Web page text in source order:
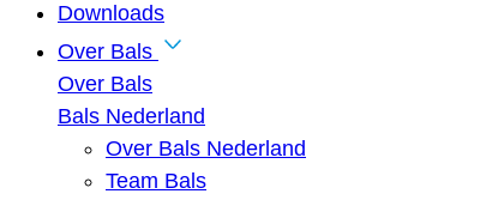
Downloads
Over Bals
Over Bals
Bals Nederland
Over Bals Nederland
Team Bals